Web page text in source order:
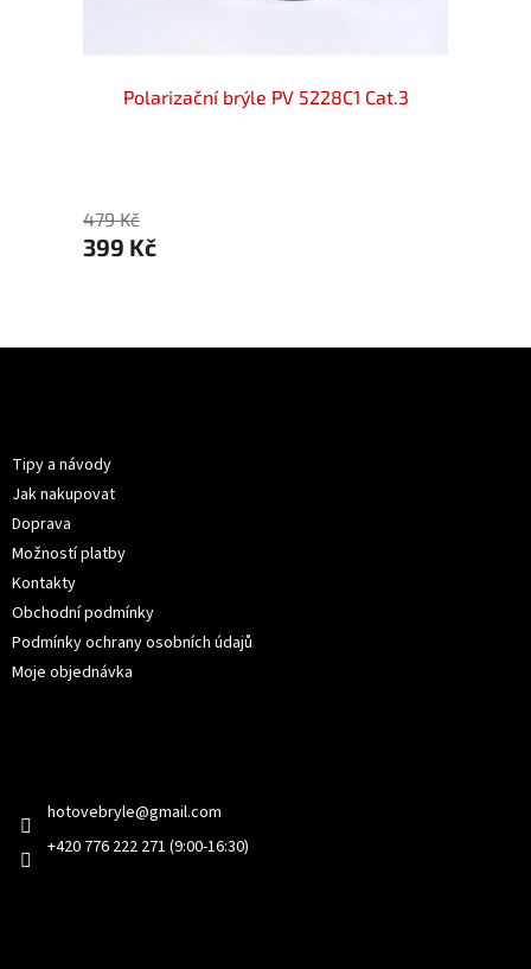
Polarizační brýle PV 5228C1 Cat.3
479 Kč
399 Kč
Tipy a návody
Jak nakupovat
Doprava
Možností platby
Kontakty
Obchodní podmínky
Podmínky ochrany osobních údajů
Moje objednávka
hotovebryle@gmail.com
+420 776 222 271 (9:00-16:30)